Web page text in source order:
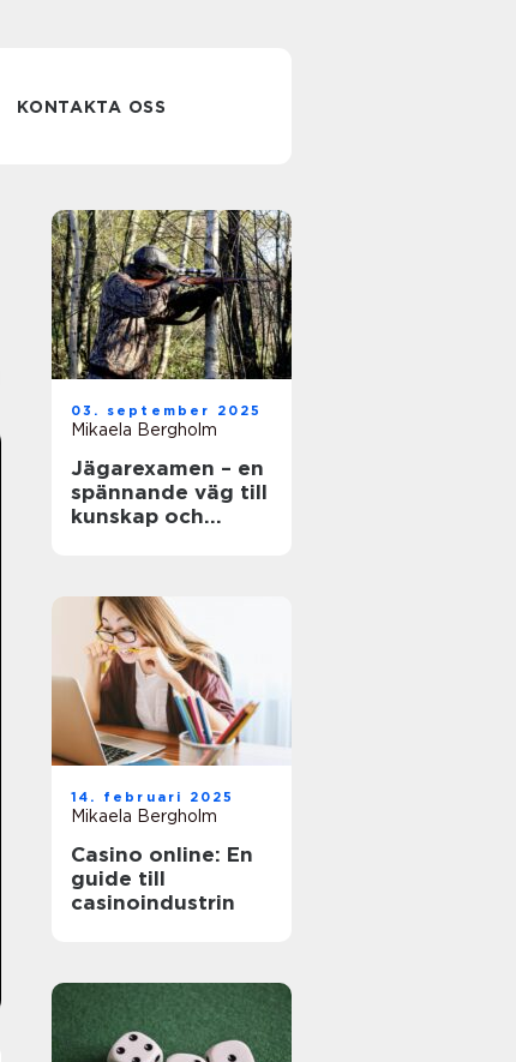
KONTAKTA OSS
03. september 2025
Mikaela Bergholm
Jägarexamen – en
spännande väg till
kunskap och
14. februari 2025
Mikaela Bergholm
Casino online: En
guide till
casinoindustrin